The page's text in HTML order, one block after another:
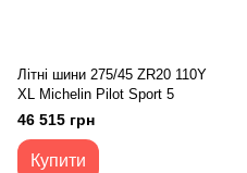
Літні шини 275/45 ZR20 110Y
XL Michelin Pilot Sport 5
46 515 грн
Купити